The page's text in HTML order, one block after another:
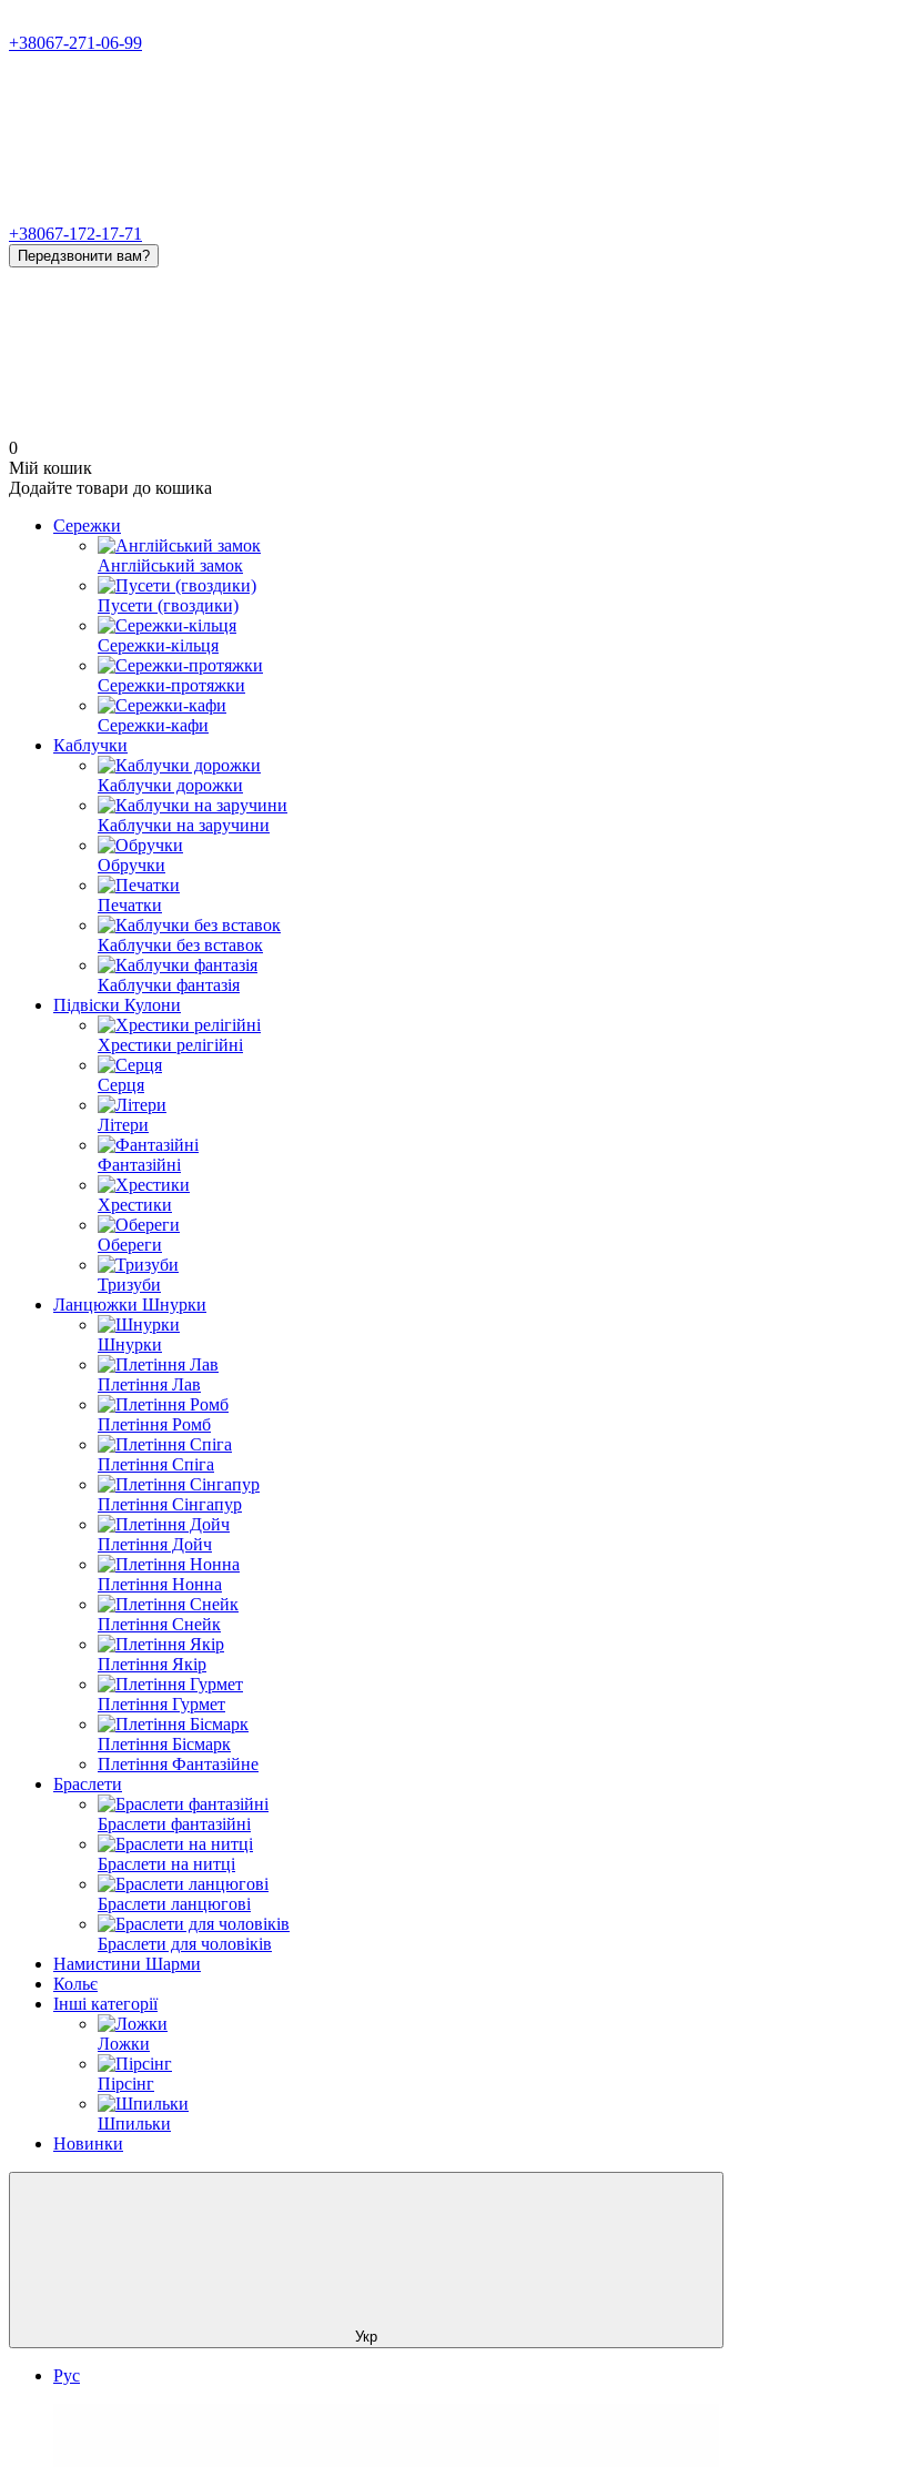
+38067-271-06-99
+38067-172-17-71
Передзвонити вам?
0
Мій кошик
Додайте товари до кошика
Сережки
Англійський замок
Пусети (гвоздики)
Сережки-кільця
Сережки-протяжки
Сережки-кафи
Каблучки
Каблучки дорожки
Каблучки на заручини
Обручки
Печатки
Каблучки без вставок
Каблучки фантазія
Підвіски Кулони
Хрестики релігійні
Серця
Літери
Фантазійні
Хрестики
Обереги
Тризуби
Ланцюжки Шнурки
Шнурки
Плетіння Лав
Плетіння Ромб
Плетіння Спіга
Плетіння Сінгапур
Плетіння Дойч
Плетіння Нонна
Плетіння Снейк
Плетіння Якір
Плетіння Гурмет
Плетіння Бісмарк
Плетіння Фантазійне
Браслети
Браслети фантазійні
Браслети на нитці
Браслети ланцюгові
Браслети для чоловіків
Намистини Шарми
Кольє
Інші категорії
Ложки
Пірсінг
Шпильки
Новинки
Укр
Рус